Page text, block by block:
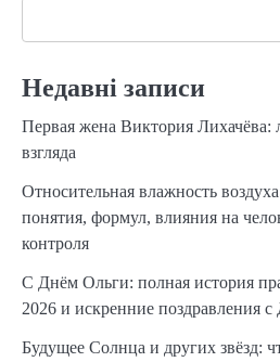
Недавні записи
Первая жена Виктория Лихачёва:
взгляда
Относительная влажность
понятия, формул, влияния на
контроля
С Днём Ольги: полная история
2026 и искренние поздравления с
Будущее Солнца и других звёзд: